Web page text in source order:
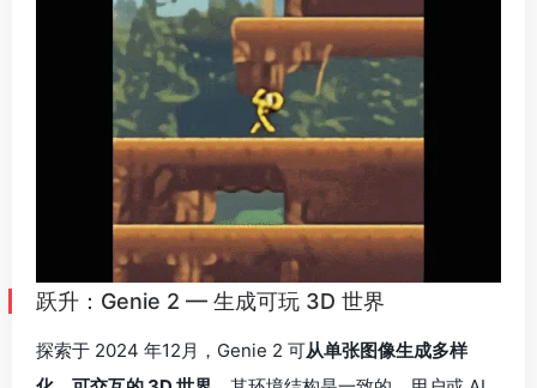
跃升：Genie 2 — 生成可玩 3D 世界
探索于 2024 年12月，Genie 2 可从单张图像生成多样